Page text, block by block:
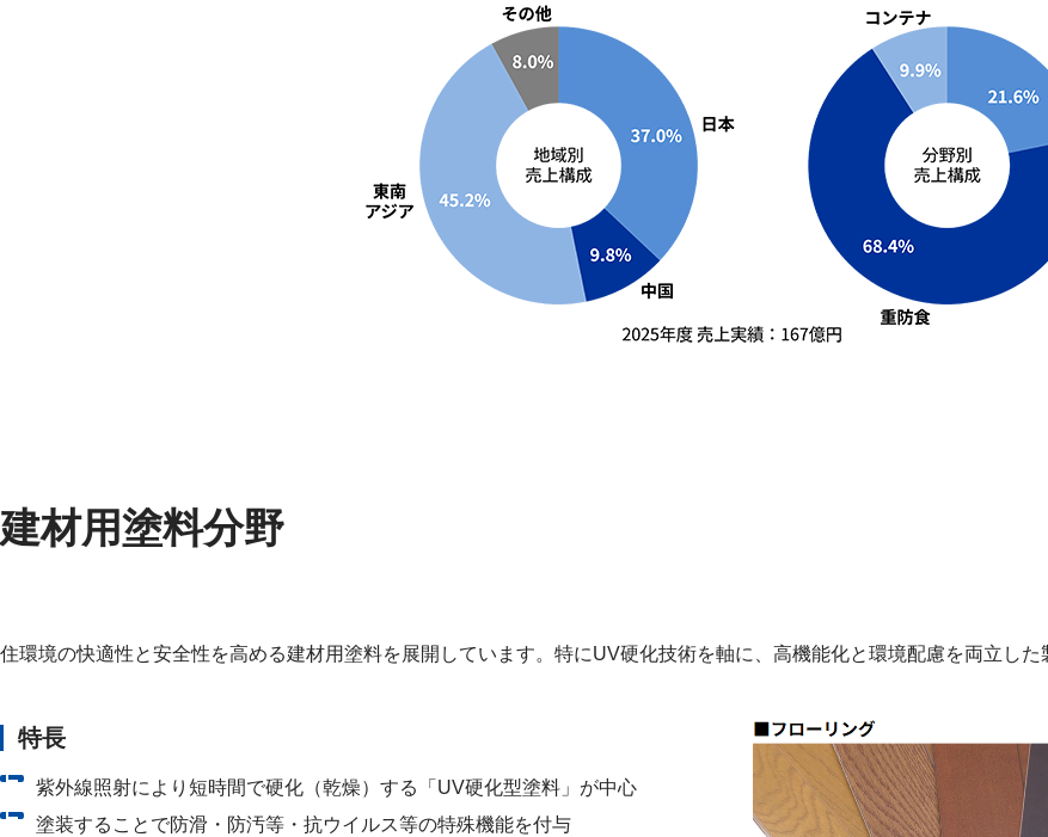
建材用塗料分野
住環境の快適性と安全性を高める建材用塗料を展開しています。特にUV硬化技術を軸に、高機能化と環境配慮を両立した
特長
紫外線照射により短時間で硬化（乾燥）する「UV硬化型塗料」が中心
塗装することで防滑・防汚等・抗ウイルス等の特殊機能を付与